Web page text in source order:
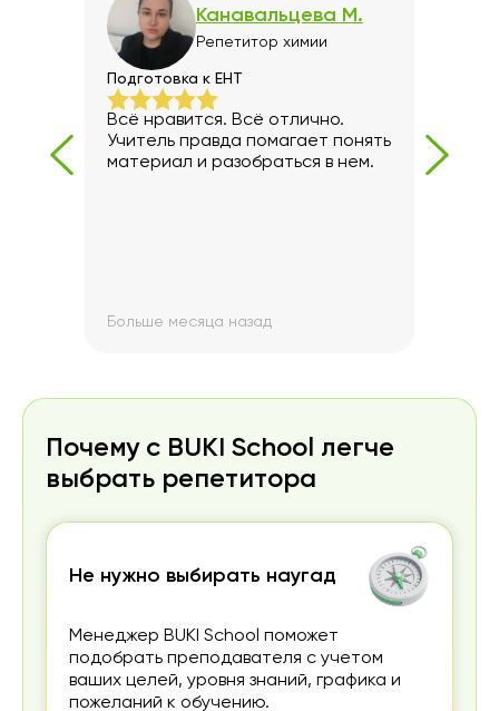
Канавальцева М.
Репетитор химии
Подготовка к ЕНТ
Всё нравится. Всё отлично.
Учитель правда помагает понять
материал и разобраться в нем.
Больше месяца назад
Почему с BUKI School легче
выбрать репетитора
Не нужно выбирать наугад
Менеджер BUKI School поможет
подобрать преподавателя с учетом
ваших целей, уровня знаний, графика и
пожеланий к обучению.